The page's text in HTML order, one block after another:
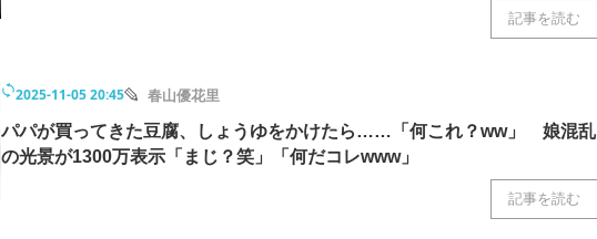
記事を読む
2025-11-05 20:45 春山優花里
パパが買ってきた豆腐、しょうゆをかけたら……「何これ？ww」 娘混乱
の光景が1300万表示「まじ？笑」「何だコレwww」
記事を読む